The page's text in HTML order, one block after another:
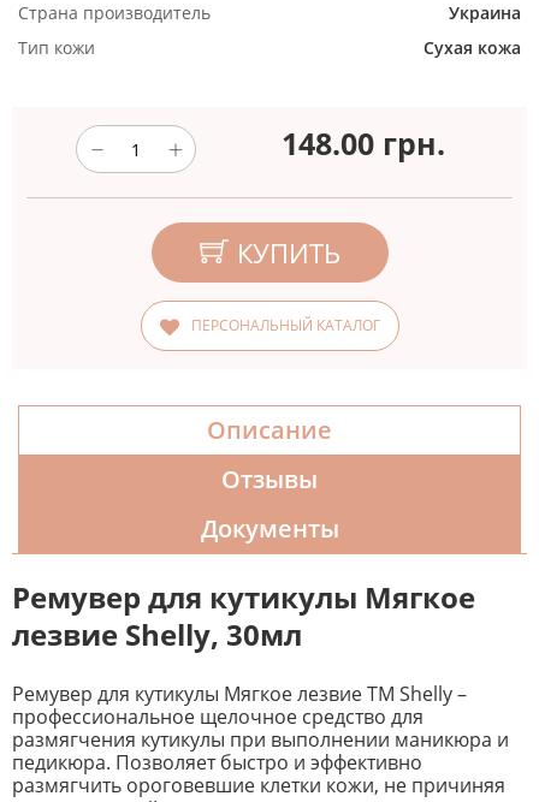
Страна производитель
Украина
Тип кожи
Сухая кожа
148.00 грн.
КУПИТЬ
ПЕРСОНАЛЬНЫЙ КАТАЛОГ
Описание
Отзывы
Документы
Ремувер для кутикулы Мягкое
лезвие Shelly, 30мл
Ремувер для кутикулы Мягкое лезвие TM Shelly –
профессиональное щелочное средство для
размягчения кутикулы при выполнении маникюра и
педикюра. Позволяет быстро и эффективно
размягчить ороговевшие клетки кожи, не причиняя